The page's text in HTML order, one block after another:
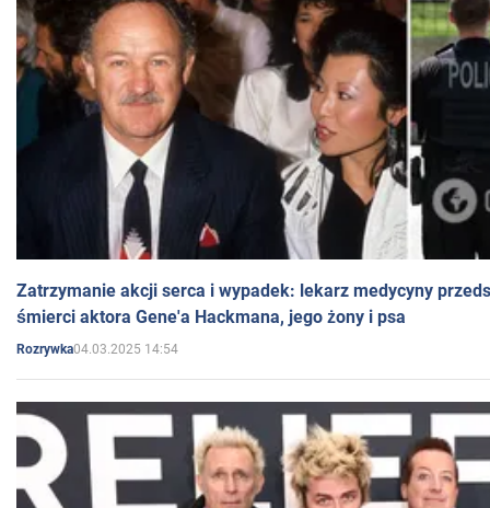
Zatrzymanie akcji serca i wypadek: lekarz medycyny
śmierci aktora Gene'a Hackmana, jego żony i psa
Rozrywka04.03.2025 14:54